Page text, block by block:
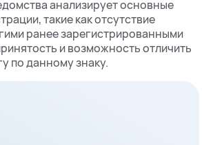
анализирует основные
такие как отсутствие
ранее зарегистрированными
и возможность отличить
по данному знаку.